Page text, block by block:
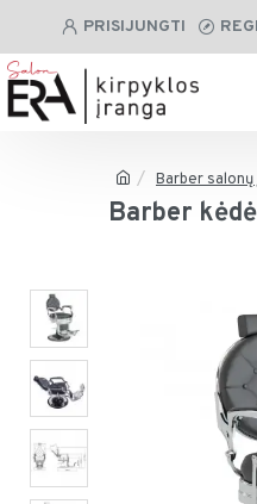
PRISIJUNGTI
Barber salonų
Barber